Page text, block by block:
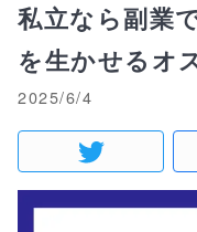
私立なら副業
を生かせるオ
2025/6/4